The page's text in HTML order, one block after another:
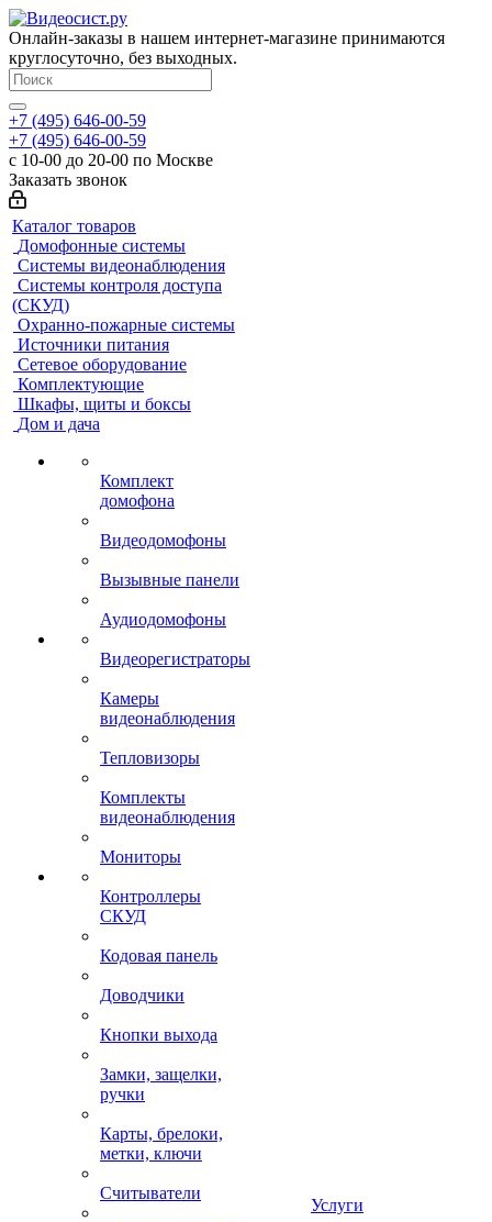
Онлайн-заказы в нашем интернет-магазине принимаются
круглосуточно, без выходных.
+7 (495) 646-00-59
+7 (495) 646-00-59
с 10-00 до 20-00 по Москве
Заказать звонок
Каталог товаров
Домофонные системы
Системы видеонаблюдения
Системы контроля доступа
(СКУД)
Охранно-пожарные системы
Источники питания
Сетевое оборудование
Комплектующие
Шкафы, щиты и боксы
Дом и дача
Комплект
домофона
Видеодомофоны
Вызывные панели
Аудиодомофоны
Видеорегистраторы
Камеры
видеонаблюдения
Тепловизоры
Комплекты
видеонаблюдения
Мониторы
Контроллеры
СКУД
Кодовая панель
Доводчики
Кнопки выхода
Замки, защелки,
ручки
Карты, брелоки,
метки, ключи
Считыватели
Услуги